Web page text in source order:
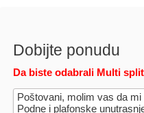
Dobijte ponudu
Da biste odabrali Multi